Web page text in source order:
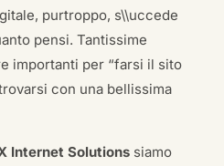
purtroppo, s\\uccede
pensi. Tantissime
importanti per “farsi il sito
con una bellissima
Internet Solutionssiamo